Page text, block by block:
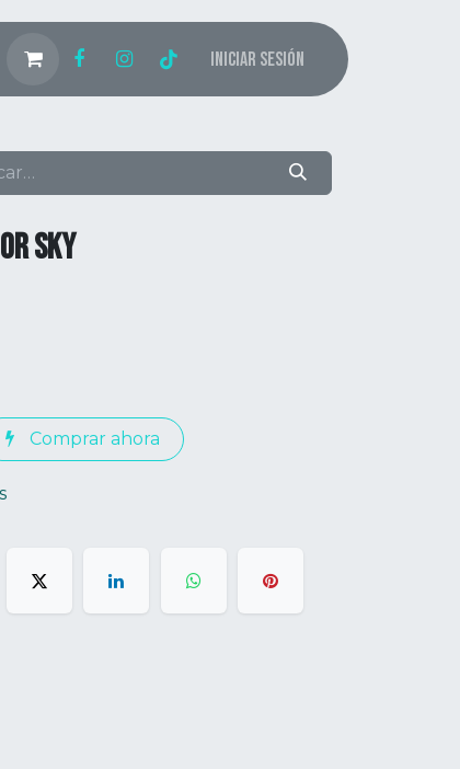
Iniciar sesión
SKY
Comprar ahora